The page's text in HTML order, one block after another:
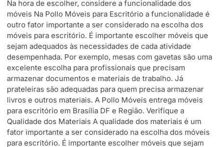
Na hora de escolher, considere a funcionalidade dos
móveis Na Pollo Móveis para Escritório a funcionalidade é
outro fator importante a ser considerado na escolha dos
móveis para escritório. É importante escolher móveis que
sejam adequados às necessidades de cada atividade
desempenhada. Por exemplo, mesas com gavetas são uma
excelente escolha para profissionais que precisam
armazenar documentos e materiais de trabalho. Já
prateleiras são adequadas para quem precisa armazenar
livros e outros materiais. A Pollo Móveis entrega móveis
para escritório em Brasília DF e Região. Verifique a
Qualidade dos Materiais A qualidade dos materiais é um
fator importante a ser considerado na escolha dos móveis
para escritório. É importante escolher móveis que sejam